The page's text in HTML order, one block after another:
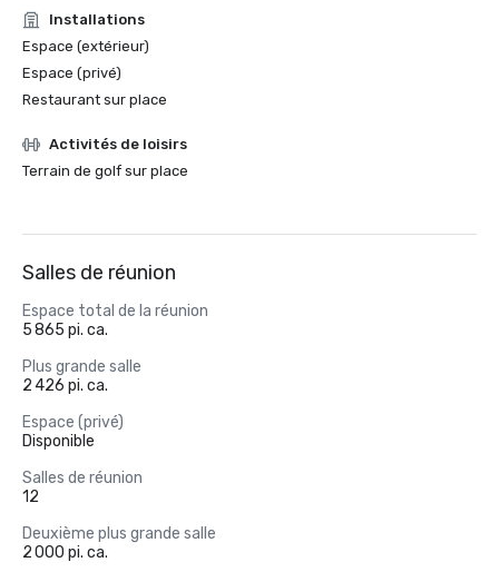
Installations
Espace (extérieur)
Espace (privé)
Restaurant sur place
Activités de loisirs
Terrain de golf sur place
Salles de réunion
Espace total de la réunion
5 865 pi. ca.
Plus grande salle
2 426 pi. ca.
Espace (privé)
Disponible
Salles de réunion
12
Deuxième plus grande salle
2 000 pi. ca.